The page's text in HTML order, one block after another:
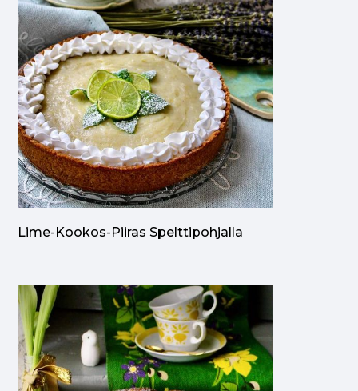
Lime-Kookos-Piiras Spelttipohjalla